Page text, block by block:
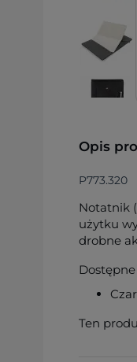
Opis
P773.320
Notatnik
użytku
drobne
Ten